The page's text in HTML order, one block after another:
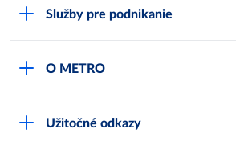
Služby pre podnikanie
O METRO
Užitočné odkazy